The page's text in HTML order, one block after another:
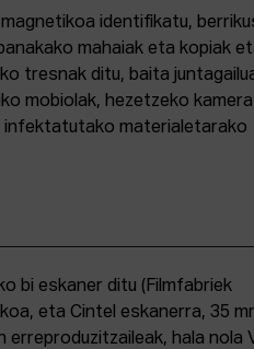
identifikatu,
mahaiak eta kopiak
tresnak ditu, baita
mobiolak, hezetzeko
infektatutako materialetarako
bi eskaner ditu (Filmfabriek
eta Cintel eskanerra, 35
hala nola